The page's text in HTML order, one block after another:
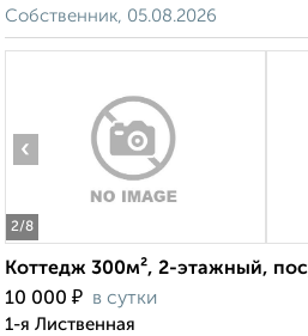
Собственник, 05.08.2026
2/8
‹
Коттедж 300м², 2-этажный,
10 000 ₽ в сутки
1-я Лиственная